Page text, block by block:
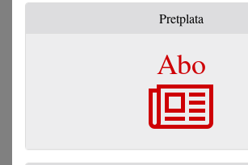
Pretplata
Abo